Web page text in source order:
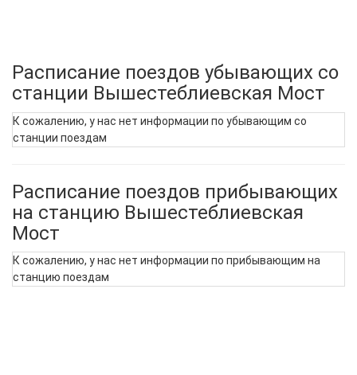
Расписание поездов убывающих со
станции Вышестеблиевская Мост
К сожалению, у нас нет информации по убывающим со
станции поездам
Расписание поездов прибывающих
на станцию Вышестеблиевская
Мост
К сожалению, у нас нет информации по прибывающим на
станцию поездам